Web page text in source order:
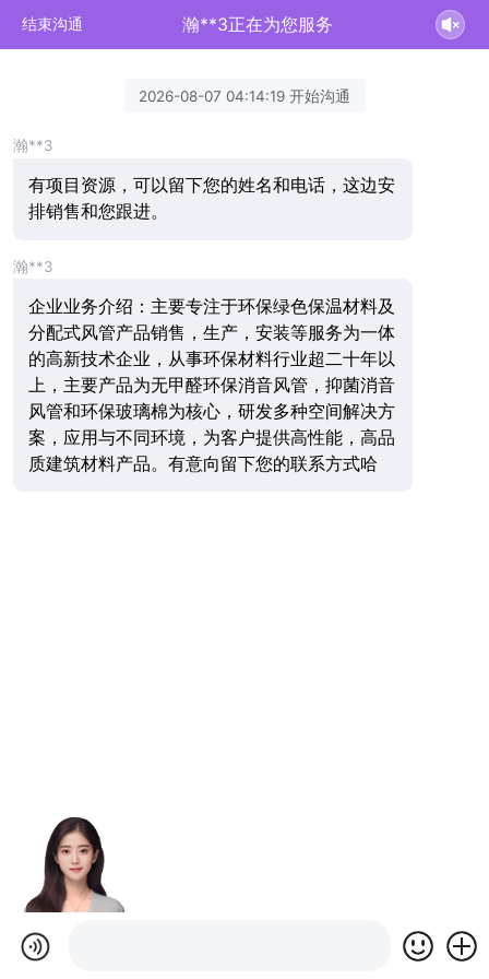
结束沟通 瀚**3正在为您服务
2026-08-07 04:14:19 开始沟通
瀚**3
有项目资源，可以留下您的姓名和电话，这边安
排销售和您跟进。
瀚**3
企业业务介绍：主要专注于环保绿色保温材料及
分配式风管产品销售，生产，安装等服务为一体
的高新技术企业，从事环保材料行业超二十年以
上，主要产品为无甲醛环保消音风管，抑菌消音
风管和环保玻璃棉为核心，研发多种空间解决方
案，应用与不同环境，为客户提供高性能，高品
质建筑材料产品。有意向留下您的联系方式哈